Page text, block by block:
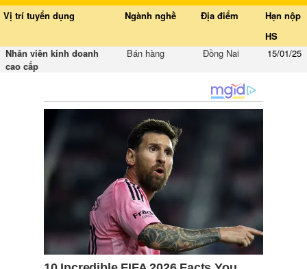
Vị trí tuyển dụng
Ngành nghề Địa điểm
Hạn nộp
HS
Nhân viên kinh doanh
cao cấp
Bán hàng Đồng Nai 15/01/25